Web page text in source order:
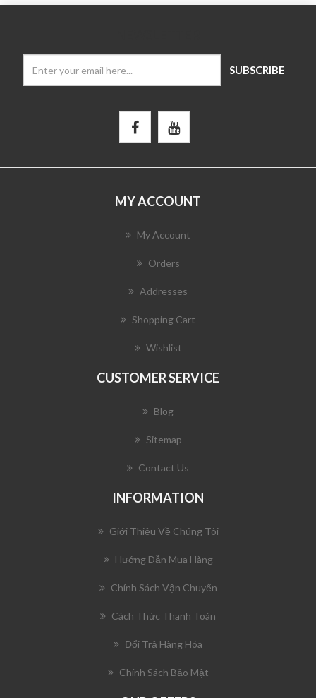
MY ACCOUNT
My Account
Orders
Addresses
Shopping Cart
Wishlist
CUSTOMER SERVICE
Blog
Sitemap
Contact Us
INFORMATION
Giới Thiệu Về Chúng Tôi
Hướng Dẫn Mua Hàng
Chính Sách Vận Chuyển
Cách Thức Thanh Toán
Đổi Trả Hàng Hóa
Chính Sách Bảo Mật